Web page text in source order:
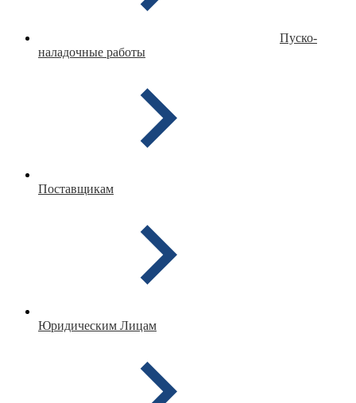
Пуско-
наладочные работы
Поставщикам
Юридическим Лицам